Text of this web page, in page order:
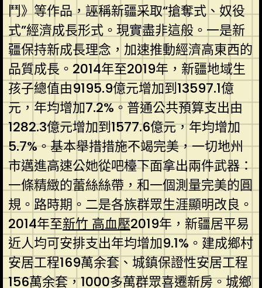
鬥》等作品，誣稱新疆采取“搶奪式、奴役
式”經濟成長形式。現實盡非這般。一是新
疆保持新成長理念，加速推動經濟高東西的
品質成長。2014年至2019年，新疆地域生
孩子總值由9195.9億元增加到13597.1億
元，年均增加7.2%。普通公共預算支出由
1282.3億元增加到1577.6億元，年均增加
5.7%。基本舉措措施不竭完美，一切地州
市邁進高速公她從吧檯下面拿出兩件武器：
一條精緻的蕾絲絲帶，和一個測量完美的圓
規。路時期。二是各族群眾生涯顯明改良。
2014年至新竹 高血壓2019年，新疆居平易
近人均可安排支出年均增加9.1%。建成鄉村
安居工程169萬余套、城鎮保證性安居工程
156萬余套，1000多萬群眾喜遷新房。城鄉